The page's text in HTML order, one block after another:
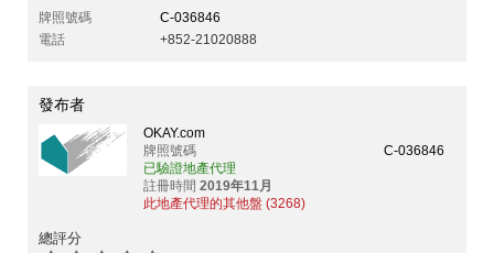
牌照號碼
C-036846
電話
+852-21020888
發布者
OKAY.com
牌照號碼
C-036846
已驗證地產代理
註冊時間 2019年11月
此地產代理的其他盤 (3268)
總評分